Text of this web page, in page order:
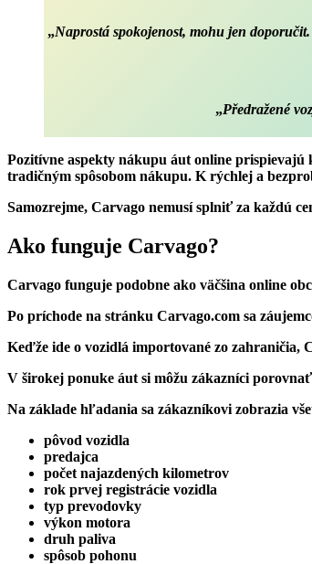
„Naprostá spokojenost, mohu jen
„Předražené
Pozitívne aspekty nákupu áut online
tradičným spôsobom nákupu. K rýchlej a
Samozrejme, Carvago nemusí splniť za každú
Ako funguje Carvago?
Carvago funguje podobne ako väčšina online
Po príchode na stránku Carvago.com sa
Keďže ide o vozidlá importované zo zahraničia,
V širokej ponuke áut si môžu zákazníci porovnať
Na základe hľadania sa zákazníkovi zobrazia
pôvod vozidla
predajca
počet najazdených kilometrov
rok prvej registrácie vozidla
typ prevodovky
výkon motora
druh paliva
spôsob pohonu